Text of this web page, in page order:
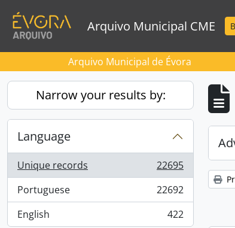
Arquivo Municipal CME
Arquivo Municipal de Évora
Narrow your results by:
Language
Unique records
, 22695 results
22695
Portuguese
, 22692 results
22692
English
, 422 results 422